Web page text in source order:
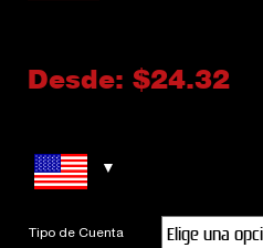
Desde: $24.32
Tipo de Cuenta